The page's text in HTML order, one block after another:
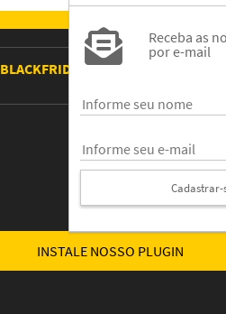
Receba as
por e-mail
Cadastrar-
BLACKFRIDAY 2021
INSTALE NOSSO PLUGIN